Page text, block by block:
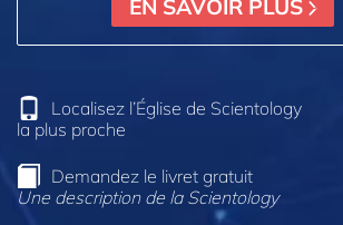
EN SAVOIR PLUS
Localisez l’Église de Scientology
la plus proche
Demandez le livret gratuit
Une description de la Scientology